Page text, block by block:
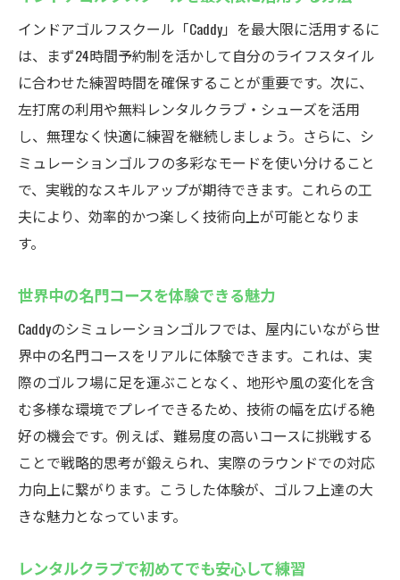
インドアゴルフスクール「Caddy」を最大限に活用するに
は、まず24時間予約制を活かして自分のライフスタイル
に合わせた練習時間を確保することが重要です。次に、
左打席の利用や無料レンタルクラブ・シューズを活用
し、無理なく快適に練習を継続しましょう。さらに、シ
ミュレーションゴルフの多彩なモードを使い分けること
で、実戦的なスキルアップが期待できます。これらの工
夫により、効率的かつ楽しく技術向上が可能となりま
す。
世界中の名門コースを体験できる魅力
Caddyのシミュレーションゴルフでは、屋内にいながら世
界中の名門コースをリアルに体験できます。これは、実
際のゴルフ場に足を運ぶことなく、地形や風の変化を含
む多様な環境でプレイできるため、技術の幅を広げる絶
好の機会です。例えば、難易度の高いコースに挑戦する
ことで戦略的思考が鍛えられ、実際のラウンドでの対応
力向上に繋がります。こうした体験が、ゴルフ上達の大
きな魅力となっています。
レンタルクラブで初めてでも安心して練習